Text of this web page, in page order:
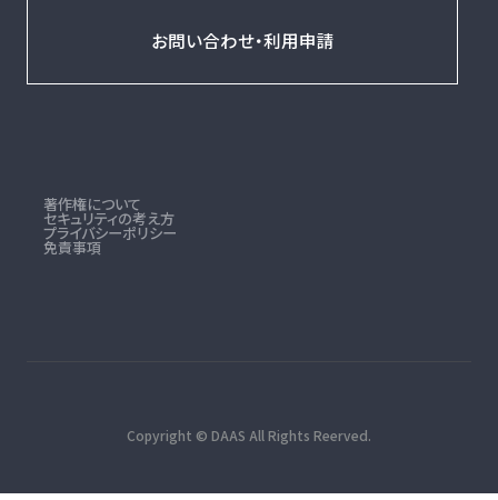
お問い合わせ・利用申請
著作権について
セキュリティの考え方
プライバシーポリシー
免責事項
Copyright © DAAS All Rights Reerved.